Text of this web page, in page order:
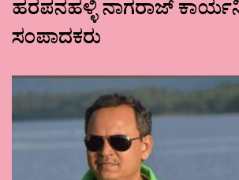
ಹರಪನಹಳ್ಳಿ ನಾಗರಾಜ್
ಸಂಪಾದಕರು